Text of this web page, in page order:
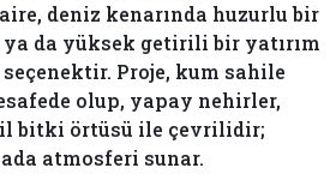
deniz kenarında huzurlu bir
da yüksek getirili bir yatırım
Proje, kum sahile
olup, yapay nehirler,
bitki örtüsü ile çevrilidir;
atmosferi sunar.